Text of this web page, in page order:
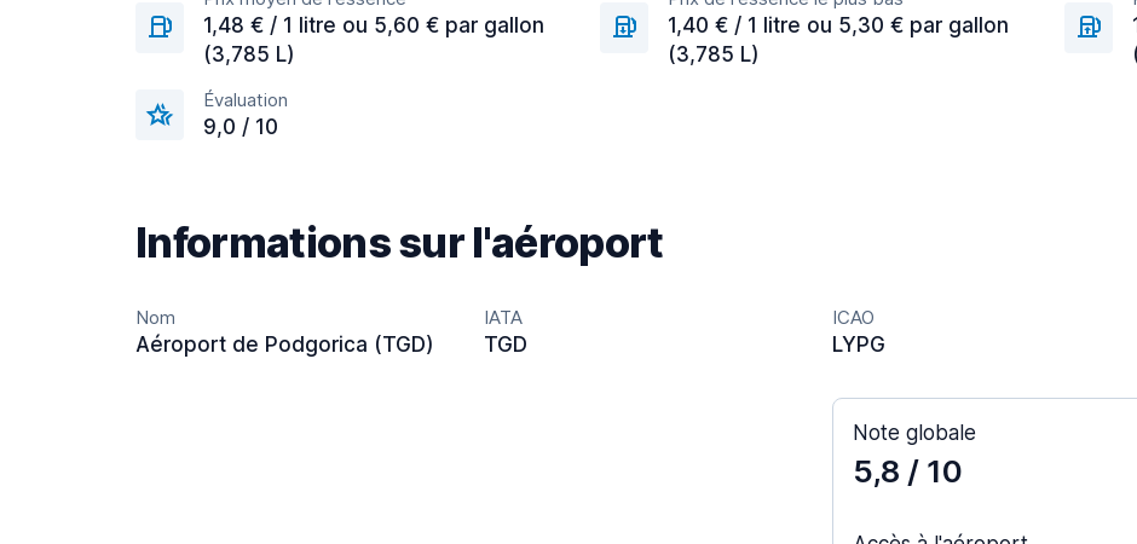
1,48 € / 1 litre ou 5,60 € par gallon
(3,785 L)
1,40 € / 1 litre ou 5,30 € par gallon
(3,785 L)
Évaluation
9,0 / 10
Informations sur l'aéroport
Nom
Aéroport de Podgorica (TGD)
IATA
TGD
ICAO
LYPG
Note globale
5,8 / 10